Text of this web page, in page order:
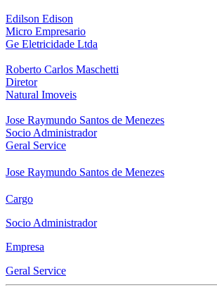
Edilson Edison
Micro Empresario
Ge Eletricidade Ltda
Roberto Carlos Maschetti
Diretor
Natural Imoveis
Jose Raymundo Santos de Menezes
Socio Administrador
Geral Service
Jose Raymundo Santos de Menezes
Cargo
Socio Administrador
Empresa
Geral Service